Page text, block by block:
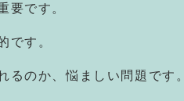
要です。
です。
るのか、悩ましい問題です。